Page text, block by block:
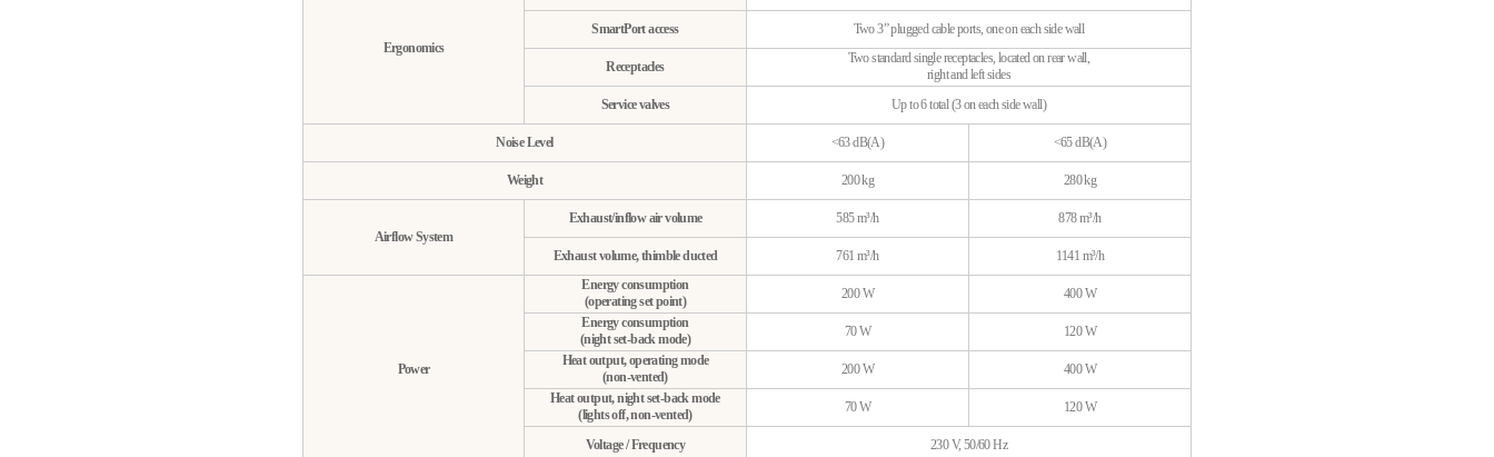
Ergonomics
SmartPort access Two 3” plugged cable ports, one on each side wall
Receptacles
Two standard single receptacles, located on rear wall,
right and left sides
Service valves
Up to 6 total (3 on each side wall)
Noise Level <63 dB(A) <65 dB(A)
Weight 200 kg 280 kg
Airflow System
Exhaust/inflow air volume 585 m³/h 878 m³/h
Exhaust volume, thimble ducted 761 m³/h 1141 m³/h
Power
Energy consumption
(operating set point)
200 W
400 W
Energy consumption
(night set-back mode)
70 W
120 W
Heat output, operating mode
(non-vented)
200 W
400 W
Heat output, night set-back mode
(lights off, non-vented)
70 W 120 W
Voltage / Frequency 230 V, 50/60 Hz